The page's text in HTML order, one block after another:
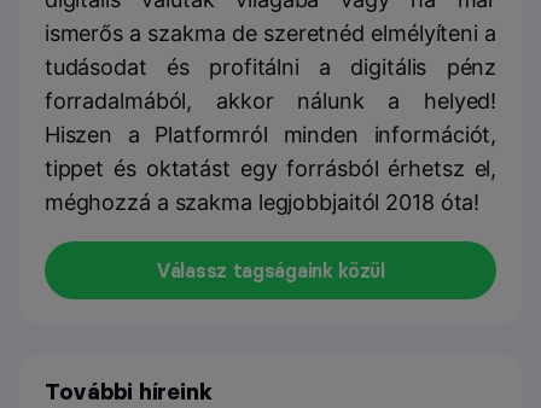
ismerős a szakma de szeretnéd elmélyíteni a
tudásodat és profitálni a digitális pénz
forradalmából, akkor nálunk a helyed!
Hiszen a Platformról minden információt,
tippet és oktatást egy forrásból érhetsz el,
méghozzá a szakma legjobbjaitól 2018 óta!
Válassz tagságaink közül
További híreink